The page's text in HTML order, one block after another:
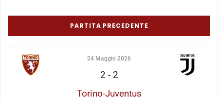
PARTITA PRECEDENTE
24 Maggio 2026
2 - 2
Torino-Juventus